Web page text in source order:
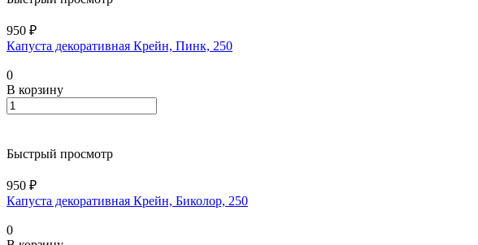
950 ₽
Капуста декоративная Крейн, Пинк, 250
0
В корзину
Быстрый просмотр
950 ₽
Капуста декоративная Крейн, Биколор, 250
0